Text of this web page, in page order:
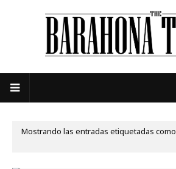
Mostrando las entradas etiquetadas como